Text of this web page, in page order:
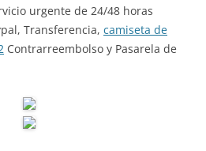
urgente de 24/48 horas
Transferencia, camiseta de
Contrarreembolso y Pasarela de